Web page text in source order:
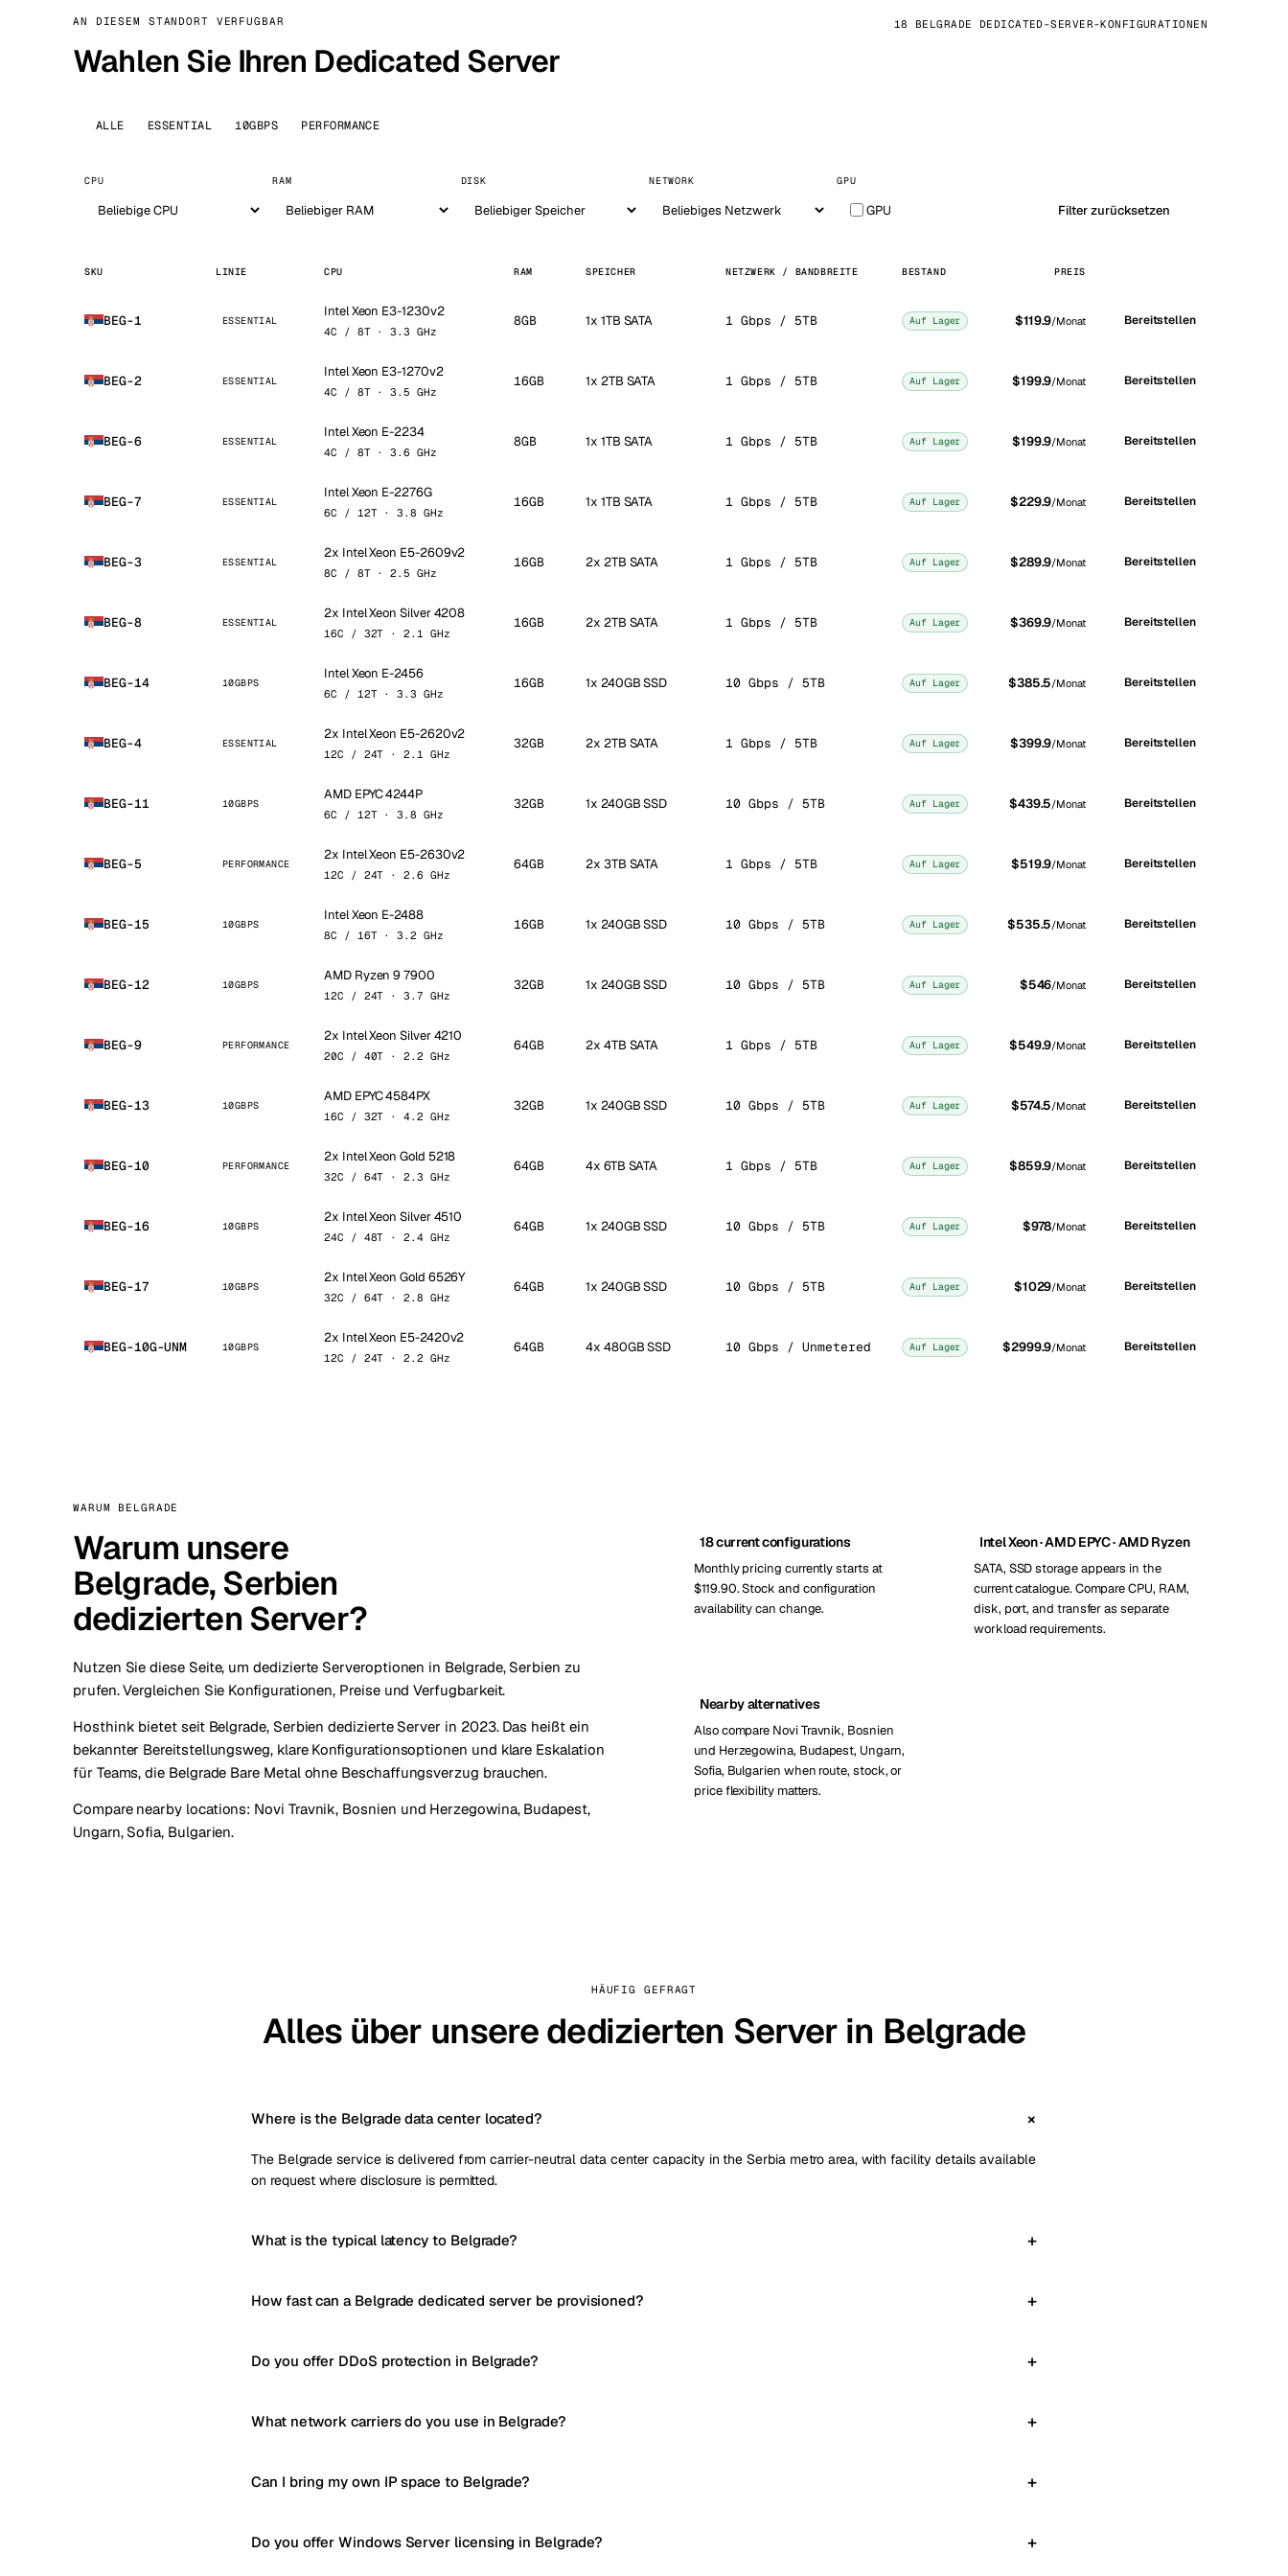
AN DIESEM STANDORT VERFUGBAR
Wahlen Sie Ihren Dedicated Server
18 BELGRADE DEDICATED-SERVER-KONFIGURATIONEN
ALLE ESSENTIAL 10GBPS PERFORMANCE
CPU RAM DISK NETWORK GPU
GPU Filter zurücksetzen
SKU LINIE CPU RAM SPEICHER NETZWERK / BANDBREITE BESTAND PREIS
BEG-1 ESSENTIAL
Intel Xeon E3-1230v2
4C / 8T · 3.3 GHz
8GB 1x 1TB SATA 1 Gbps / 5TB Auf Lager $119.9/Monat Bereitstellen
BEG-2 ESSENTIAL
Intel Xeon E3-1270v2
4C / 8T · 3.5 GHz
16GB 1x 2TB SATA 1 Gbps / 5TB Auf Lager $199.9/Monat Bereitstellen
BEG-6 ESSENTIAL
Intel Xeon E-2234
4C / 8T · 3.6 GHz
8GB 1x 1TB SATA 1 Gbps / 5TB Auf Lager $199.9/Monat Bereitstellen
BEG-7 ESSENTIAL
Intel Xeon E-2276G
6C / 12T · 3.8 GHz
16GB 1x 1TB SATA 1 Gbps / 5TB Auf Lager $229.9/Monat Bereitstellen
BEG-3 ESSENTIAL
2x Intel Xeon E5-2609v2
8C / 8T · 2.5 GHz
16GB 2x 2TB SATA 1 Gbps / 5TB Auf Lager $289.9/Monat Bereitstellen
BEG-8 ESSENTIAL
2x Intel Xeon Silver 4208
16C / 32T · 2.1 GHz
16GB 2x 2TB SATA 1 Gbps / 5TB Auf Lager $369.9/Monat Bereitstellen
BEG-14 10GBPS
Intel Xeon E-2456
6C / 12T · 3.3 GHz
16GB 1x 240GB SSD 10 Gbps / 5TB Auf Lager $385.5/Monat Bereitstellen
BEG-4 ESSENTIAL
2x Intel Xeon E5-2620v2
12C / 24T · 2.1 GHz
32GB 2x 2TB SATA 1 Gbps / 5TB Auf Lager $399.9/Monat Bereitstellen
BEG-11 10GBPS
AMD EPYC 4244P
6C / 12T · 3.8 GHz
32GB 1x 240GB SSD 10 Gbps / 5TB Auf Lager $439.5/Monat Bereitstellen
BEG-5 PERFORMANCE
2x Intel Xeon E5-2630v2
12C / 24T · 2.6 GHz
64GB 2x 3TB SATA 1 Gbps / 5TB Auf Lager $519.9/Monat Bereitstellen
BEG-15 10GBPS
Intel Xeon E-2488
8C / 16T · 3.2 GHz
16GB 1x 240GB SSD 10 Gbps / 5TB Auf Lager $535.5/Monat Bereitstellen
BEG-12 10GBPS
AMD Ryzen 9 7900
12C / 24T · 3.7 GHz
32GB 1x 240GB SSD 10 Gbps / 5TB Auf Lager $546/Monat Bereitstellen
BEG-9 PERFORMANCE
2x Intel Xeon Silver 4210
20C / 40T · 2.2 GHz
64GB 2x 4TB SATA 1 Gbps / 5TB Auf Lager $549.9/Monat Bereitstellen
BEG-13 10GBPS
AMD EPYC 4584PX
16C / 32T · 4.2 GHz
32GB 1x 240GB SSD 10 Gbps / 5TB Auf Lager $574.5/Monat Bereitstellen
BEG-10 PERFORMANCE
2x Intel Xeon Gold 5218
32C / 64T · 2.3 GHz
64GB 4x 6TB SATA 1 Gbps / 5TB Auf Lager $859.9/Monat Bereitstellen
BEG-16 10GBPS
2x Intel Xeon Silver 4510
24C / 48T · 2.4 GHz
64GB 1x 240GB SSD 10 Gbps / 5TB Auf Lager $978/Monat Bereitstellen
BEG-17 10GBPS
2x Intel Xeon Gold 6526Y
32C / 64T · 2.8 GHz
64GB 1x 240GB SSD 10 Gbps / 5TB Auf Lager $1029/Monat Bereitstellen
BEG-10G-UNM 10GBPS
2x Intel Xeon E5-2420v2
12C / 24T · 2.2 GHz
64GB 4x 480GB SSD 10 Gbps / Unmetered Auf Lager $2999.9/Monat Bereitstellen
WARUM BELGRADE
Warum unsere
Belgrade, Serbien
dedizierten Server?
Nutzen Sie diese Seite, um dedizierte Serveroptionen in Belgrade, Serbien zu
prufen. Vergleichen Sie Konfigurationen, Preise und Verfugbarkeit.
Hosthink bietet seit Belgrade, Serbien dedizierte Server in 2023. Das heißt ein
bekannter Bereitstellungsweg, klare Konfigurationsoptionen und klare Eskalation
für Teams, die Belgrade Bare Metal ohne Beschaffungsverzug brauchen.
Compare nearby locations: Novi Travnik, Bosnien und Herzegowina, Budapest,
Ungarn, Sofia, Bulgarien.
18 current configurations
Monthly pricing currently starts at
$119.90. Stock and configuration
availability can change.
Intel Xeon · AMD EPYC · AMD Ryzen
SATA, SSD storage appears in the
current catalogue. Compare CPU, RAM,
disk, port, and transfer as separate
workload requirements.
Nearby alternatives
Also compare Novi Travnik, Bosnien
und Herzegowina, Budapest, Ungarn,
Sofia, Bulgarien when route, stock, or
price flexibility matters.
HÄUFIG GEFRAGT
Alles über unsere dedizierten Server in Belgrade
Where is the Belgrade data center located?
The Belgrade service is delivered from carrier-neutral data center capacity in the Serbia metro area, with facility details available
on request where disclosure is permitted.
What is the typical latency to Belgrade?
How fast can a Belgrade dedicated server be provisioned?
Do you offer DDoS protection in Belgrade?
What network carriers do you use in Belgrade?
Can I bring my own IP space to Belgrade?
Do you offer Windows Server licensing in Belgrade?